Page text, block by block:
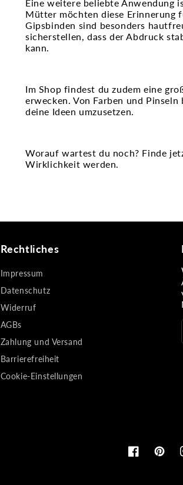
Eine weitere beliebte Anwendung
Mütter möchten diese Erinnerung
Gipsbinden sind besonders
sicherstellen, dass der Abdruck
kann.
Im Shop findest du zudem eine
erwecken. Von Farben und
deine Ideen umzusetzen.
Worauf wartest du noch? Finde
Wirklichkeit werden.
Rechtliches
Impressum
Datenschutz
Widerruf
AGBs
Zahlung und Versand
Barrierefreiheit
Cookie-Einstellungen
Facebook